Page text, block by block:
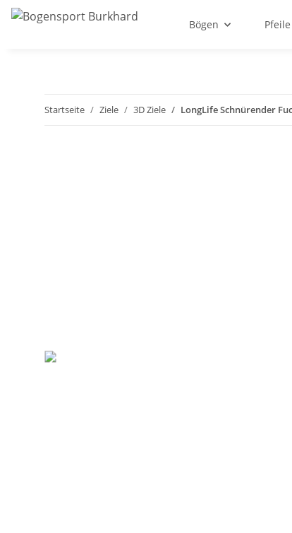
Bögen Pfeile
Startseite Ziele 3D Ziele LongLife Schnürender